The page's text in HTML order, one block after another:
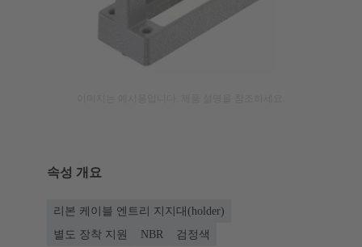
속성 개요
리본 케이블 엔트리 지지대(holder)
별도 장착 지원
NBR 검정색